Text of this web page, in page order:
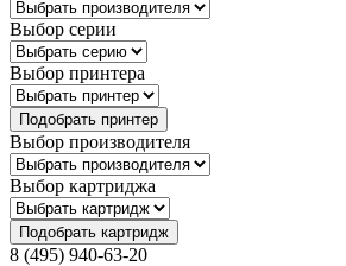
Выбор серии
Выбор принтера
Подобрать принтер
Выбор производителя
Выбор картриджа
Подобрать картридж
8 (495) 940-63-20